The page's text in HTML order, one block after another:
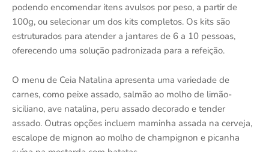
podendo encomendar itens avulsos por peso, a partir de
100g, ou selecionar um dos kits completos. Os kits são
estruturados para atender a jantares de 6 a 10 pessoas,
oferecendo uma solução padronizada para a refeição.
O menu de Ceia Natalina apresenta uma variedade de
carnes, como peixe assado, salmão ao molho de limão-
siciliano, ave natalina, peru assado decorado e tender
assado. Outras opções incluem maminha assada na cerveja,
escalope de mignon ao molho de champignon e picanha